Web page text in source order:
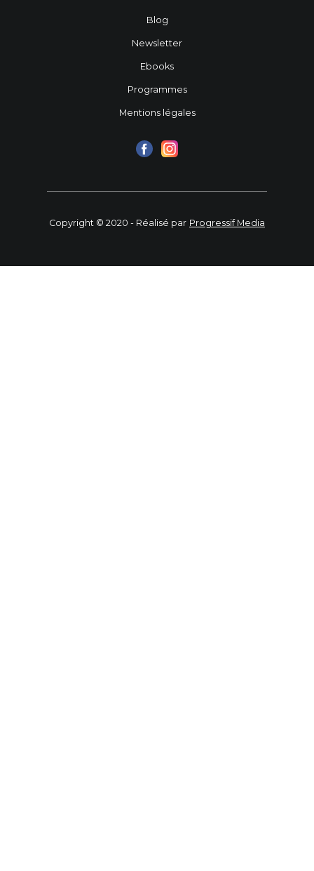
Blog
Newsletter
Ebooks
Programmes
Mentions légales
Copyright © 2020 - Réalisé par Progressif Media